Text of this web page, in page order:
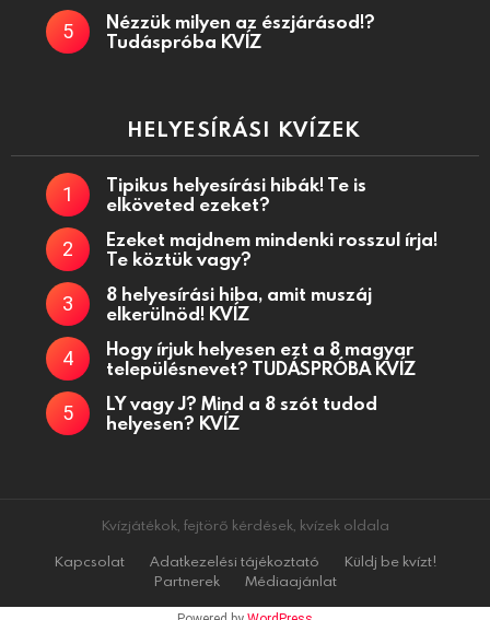
Nézzük milyen az észjárásod!?
Tudáspróba KVÍZ
HELYESÍRÁSI KVÍZEK
Tipikus helyesírási hibák! Te is
elköveted ezeket?
Ezeket majdnem mindenki rosszul írja!
Te köztük vagy?
8 helyesírási hiba, amit muszáj
elkerülnöd! KVÍZ
Hogy írjuk helyesen ezt a 8 magyar
településnevet? TUDÁSPRÓBA KVÍZ
LY vagy J? Mind a 8 szót tudod
helyesen? KVÍZ
Kvízjátékok, fejtörő kérdések, kvízek oldala
Kapcsolat
Adatkezelési tájékoztató
Küldj be kvízt!
Partnerek
Médiaajánlat